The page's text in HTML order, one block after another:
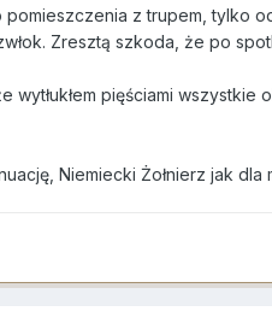
pomieszczenia z trupem, tylko
Zresztą szkoda, że po
wytłukłem pięściami wszystkie
Niemiecki Żołnierz jak